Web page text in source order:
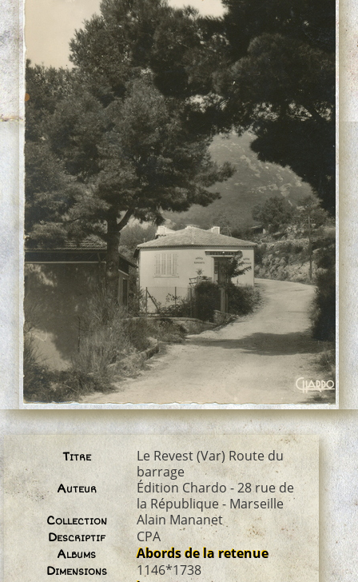
Titre
Le Revest (Var) Route du
barrage
Auteur
Édition Chardo - 28 rue de
la République - Marseille
Collection Alain Mananet
Descriptif CPA
Albums Abords de la retenue
Dimensions 1146*1738